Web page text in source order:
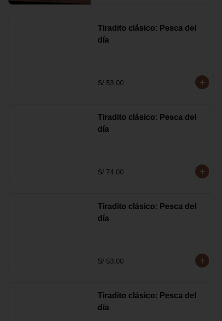
Tiradito clásico: Pesca del
día
S/ 53.00
Tiradito clásico: Pesca del
día
S/ 74.00
Tiradito clásico: Pesca del
día
S/ 53.00
Tiradito clásico: Pesca del
día